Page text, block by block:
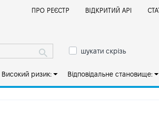
ПРО РЕЄСТР ВІДКРИТИЙ АРІ
шукати скрізь
Високий ризик: Відповідальне становище: